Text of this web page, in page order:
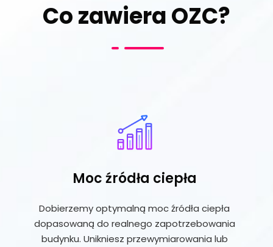
Co zawiera OZC?
Moc źródła ciepła
Dobierzemy optymalną moc źródła ciepła
dopasowaną do realnego zapotrzebowania
budynku. Unikniesz przewymiarowania lub